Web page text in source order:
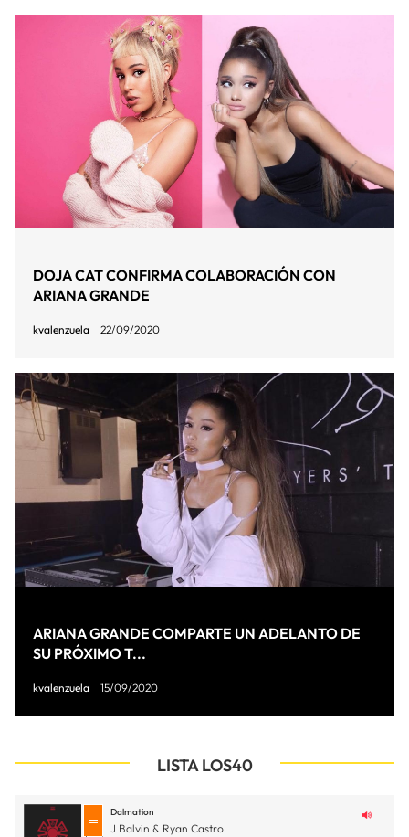
DOJA CAT CONFIRMA COLABORACIÓN CON
ARIANA GRANDE
kvalenzuela 22/09/2020
ARIANA GRANDE COMPARTE UN ADELANTO DE
SU PRÓXIMO T...
kvalenzuela 15/09/2020
LISTA LOS40
Dalmation
J Balvin & Ryan Castro